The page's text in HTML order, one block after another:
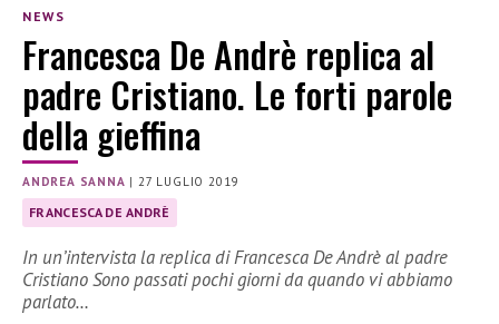
NEWS
Francesca De Andrè replica al
padre Cristiano. Le forti parole
della gieffina
ANDREA SANNA |27 LUGLIO 2019
FRANCESCA DE ANDRÈ
In un’intervista la replica di Francesca De Andrè al padre
Cristiano Sono passati pochi giorni da quando vi abbiamo
parlato…